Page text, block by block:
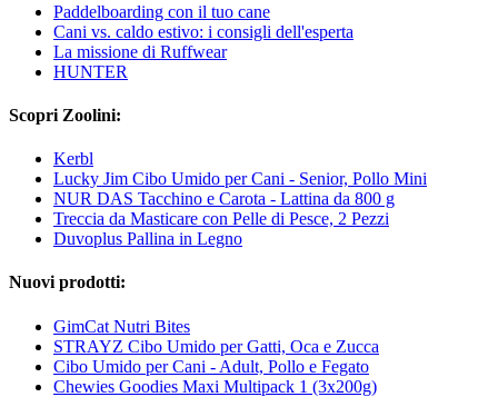
Paddelboarding con il tuo cane
Cani vs. caldo estivo: i consigli dell'esperta
La missione di Ruffwear
HUNTER
Scopri Zoolini:
Kerbl
Lucky Jim Cibo Umido per Cani - Senior, Pollo Mini
NUR DAS Tacchino e Carota - Lattina da 800 g
Treccia da Masticare con Pelle di Pesce, 2 Pezzi
Duvoplus Pallina in Legno
Nuovi prodotti:
GimCat Nutri Bites
STRAYZ Cibo Umido per Gatti, Oca e Zucca
Cibo Umido per Cani - Adult, Pollo e Fegato
Chewies Goodies Maxi Multipack 1 (3x200g)